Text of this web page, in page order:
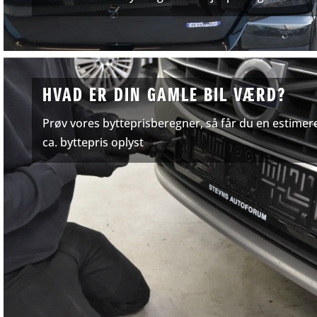
HVAD ER DIN GAMLE BIL VÆRD?
Prøv vores bytteprisberegner, så får du en
ca. byttepris oplyst